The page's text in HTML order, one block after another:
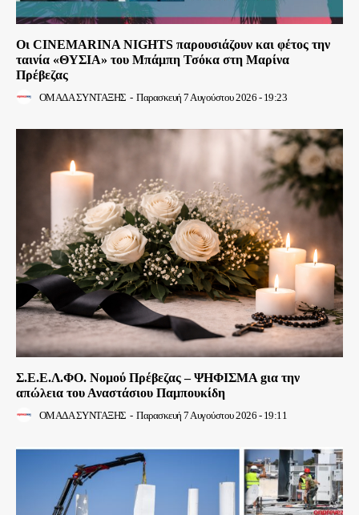
Οι CINEMARINA NIGHTS παρουσιάζουν και φέτος την
ταινία «ΘΥΣΙΑ» του Μπάμπη Τσόκα στη Μαρίνα
Πρέβεζας
ΟΜΑΔΑ ΣΥΝΤΑΞΗΣ - Παρασκευή 7 Αυγούστου 2026 - 19:23
Σ.Ε.Ε.Λ.ΦΟ. Νομού Πρέβεζας – ΨΗΦΙΣΜΑ gια την
απώλεια του Αναστάσιου Παμπουκίδη
ΟΜΑΔΑ ΣΥΝΤΑΞΗΣ - Παρασκευή 7 Αυγούστου 2026 - 19:11